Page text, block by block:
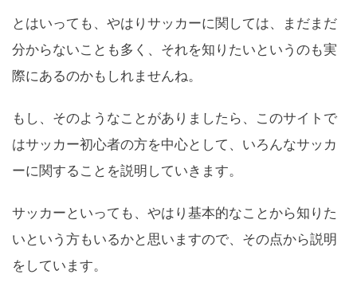
とはいっても、やはりサッカーに関しては、まだまだ
分からないことも多く、それを知りたいというのも実
際にあるのかもしれませんね。
もし、そのようなことがありましたら、このサイトで
はサッカー初心者の方を中心として、いろんなサッカ
ーに関することを説明していきます。
サッカーといっても、やはり基本的なことから知りた
いという方もいるかと思いますので、その点から説明
をしています。